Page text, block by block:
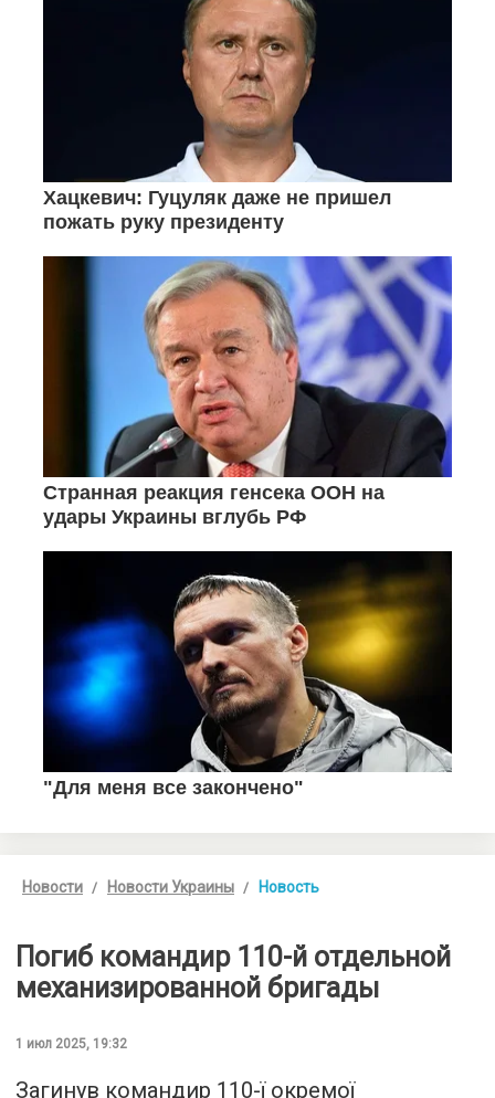
Новости Новости Украины Новость
Погиб командир 110-й отдельной
механизированной бригады
1 июл 2025, 19:32
Загинув командир 110-ї окремої